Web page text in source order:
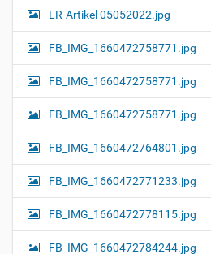
LR-Artikel 05052022.jpg
FB_IMG_1660472758771.jpg
FB_IMG_1660472758771.jpg
FB_IMG_1660472758771.jpg
FB_IMG_1660472764801.jpg
FB_IMG_1660472771233.jpg
FB_IMG_1660472778115.jpg
FB_IMG_1660472784244.jpg